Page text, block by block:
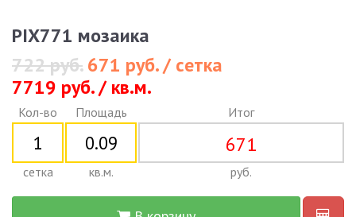
PIX771 мозаика
722 руб.671 руб. / сетка
7719 руб. / кв.м.
Кол-во
сетка
Площадь
кв.м.
Итог
671
руб.